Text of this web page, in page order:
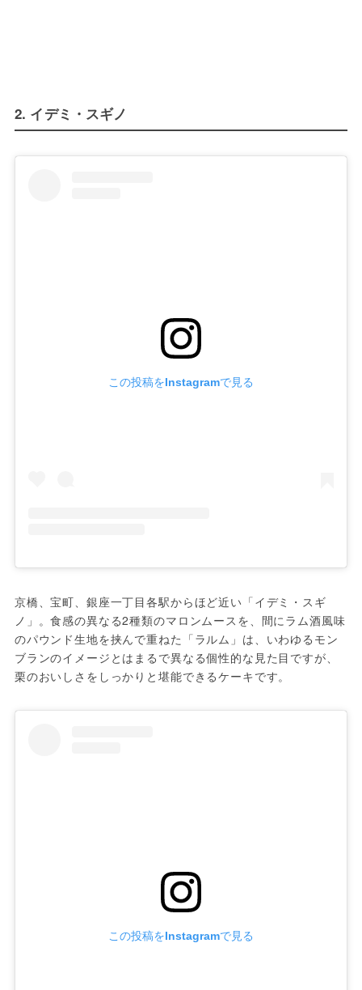
2. イデミ・スギノ
この投稿をInstagramで見る
京橋、宝町、銀座一丁目各駅からほど近い「イデミ・スギ
ノ」。食感の異なる2種類のマロンムースを、間にラム酒風味
のパウンド生地を挟んで重ねた「ラルム」は、いわゆるモン
ブランのイメージとはまるで異なる個性的な見た目ですが、
栗のおいしさをしっかりと堪能できるケーキです。
この投稿をInstagramで見る